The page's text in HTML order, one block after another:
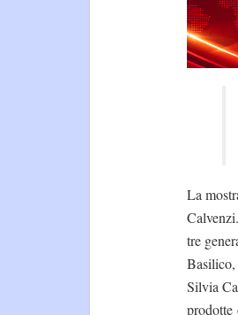
La
tre
Silvia
prodotte